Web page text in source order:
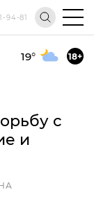
94-81
19° 18+
с
и